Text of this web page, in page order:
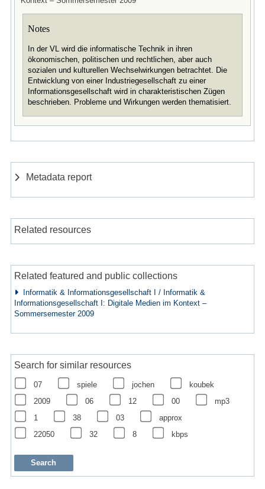
Notes
In der VL wird die informatische Technik in ihren
ökonomischen, politischen und rechtlichen, aber auch
sozialen und kulturellen Wechselwirkungen betrachtet. Die
Entwicklung von einer Industriegesellschaft zu einer
Informationsgesellschaft wird in charakteristischen Zügen
beschrieben. Probleme und Wirkungen werden thematisiert.
Metadata report
Related resources
Related featured and public collections
Informatik & Informationsgesellschaft I / Informatik &
Informationsgesellschaft I: Digitale Medien im Kontext –
Sommersemester 2009
Search for similar resources
07 spiele jochen
koubek
2009
06 12 00
mp3
1
38 03
approx
22050
32 8 kbps